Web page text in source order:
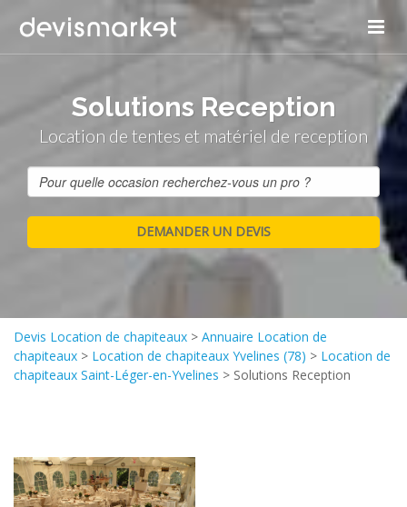
Solutions Reception
Location de tentes et matériel de reception
Devis Location de chapiteaux > Annuaire Location de
chapiteaux > Location de chapiteaux Yvelines (78) > Location de
chapiteaux Saint-Léger-en-Yvelines > Solutions Reception